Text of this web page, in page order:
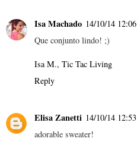
Isa Machado 14/10/14 12:06
Que conjunto lindo! ;)
Isa M., Tic Tac Living
Reply
Elisa Zanetti 14/10/14 12:53
adorable sweater!